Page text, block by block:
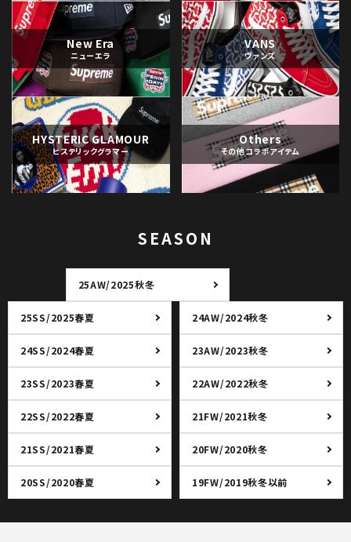
New Era
ニューエラ
VANS
ヴァンズ
HYSTERIC GLAMOUR
ヒステリックグラマー
Others
その他コラボアイテム
SEASON
25AW/2025秋冬
25SS/2025春夏 24AW/2024秋冬
24SS/2024春夏 23AW/2023秋冬
23SS/2023春夏 22AW/2022秋冬
22SS/2022春夏 21FW/2021秋冬
21SS/2021春夏 20FW/2020秋冬
20SS/2020春夏 19FW/2019秋冬以前